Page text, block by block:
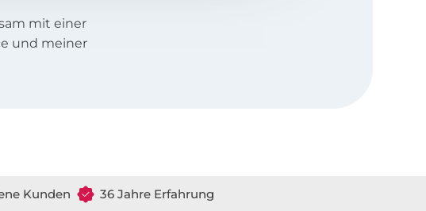
mit einer
und meiner
mit Fokus auf Damen
bebilderten
ihre
Kunden 36 Jahre Erfahrung